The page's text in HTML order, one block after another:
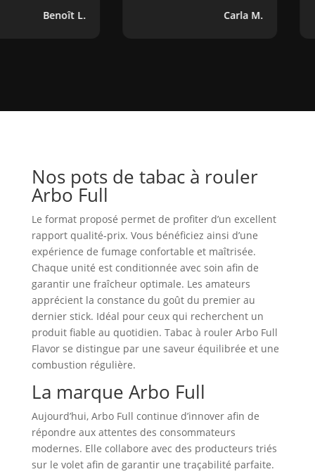
Benoît L. Carla M.
Nos pots de tabac à rouler
Arbo Full
Le format proposé permet de profiter d’un excellent
rapport qualité‑prix. Vous bénéficiez ainsi d’une
expérience de fumage confortable et maîtrisée.
Chaque unité est conditionnée avec soin afin de
garantir une fraîcheur optimale. Les amateurs
apprécient la constance du goût du premier au
dernier stick. Idéal pour ceux qui recherchent un
produit fiable au quotidien. Tabac à rouler Arbo Full
Flavor se distingue par une saveur équilibrée et une
combustion régulière.
La marque Arbo Full
Aujourd’hui, Arbo Full continue d’innover afin de
répondre aux attentes des consommateurs
modernes. Elle collabore avec des producteurs triés
sur le volet afin de garantir une traçabilité parfaite.